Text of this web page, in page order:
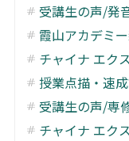
受講生の声/発
霞山アカデミ
チャイナ エク
授業点描・速
受講生の声/専
チャイナ エク